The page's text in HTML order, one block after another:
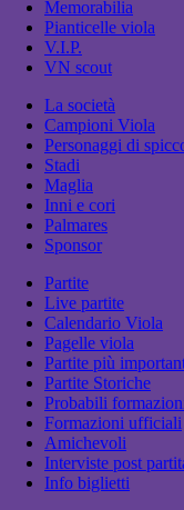
Memorabilia
Pianticelle viola
V.I.P.
VN scout
La società
Campioni Viola
Personaggi di
Stadi
Maglia
Inni e cori
Palmares
Sponsor
Partite
Live partite
Calendario Viola
Pagelle viola
Partite più
Partite Storiche
Probabili
Formazioni ufficiali
Amichevoli
Interviste post
Info biglietti